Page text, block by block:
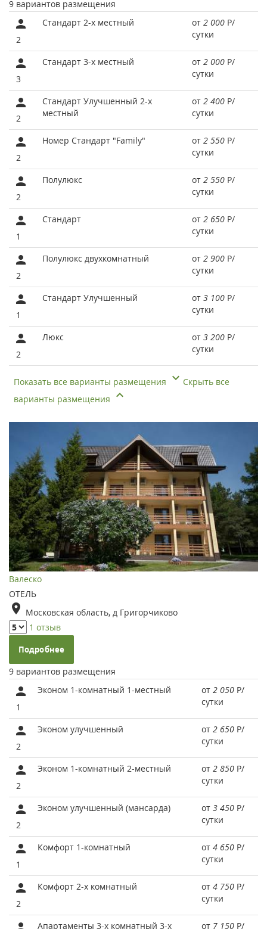
9 вариантов размещения
2
Стандарт 2-х местный от 2 000 Р/
сутки
3
Стандарт 3-х местный от 2 000 Р/
сутки
2
Стандарт Улучшенный 2-х
местный
от 2 400 Р/
сутки
2
Номер Стандарт "Family" от 2 550 Р/
сутки
2
Полулюкс от 2 550 Р/
сутки
1
Стандарт от 2 650 Р/
сутки
2
Полулюкс двухкомнатный от 2 900 Р/
сутки
1
Стандарт Улучшенный от 3 100 Р/
сутки
2
Люкс от 3 200 Р/
сутки
Показать все варианты размещения
Скрыть все
варианты размещения
Валеско
ОТЕЛЬ
Московская область, д Григорчиково
1 отзыв
Подробнее
9 вариантов размещения
1
Эконом 1-комнатный 1-местный от 2 050 Р/
сутки
2
Эконом улучшенный от 2 650 Р/
сутки
2
Эконом 1-комнатный 2-местный от 2 850 Р/
сутки
2
Эконом улучшенный (мансарда) от 3 450 Р/
сутки
1
Комфорт 1-комнатный от 4 650 Р/
сутки
2
Комфорт 2-х комнатный от 4 750 Р/
сутки
Апартаменты 3-х комнатный 3-х
от 7 150 Р/